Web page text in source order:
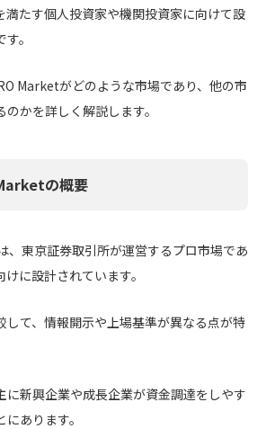
満たす個人投資家や機関投資家に向けて設
。
Marketがどのような市場であり、他の市
かを詳しく解説します。
の概要
、東京証券取引所が運営するプロ市場であ
に設計されています。
して、情報開示や上場基準が異なる点が特
に新興企業や成長企業が資金調達をしやす
あります。